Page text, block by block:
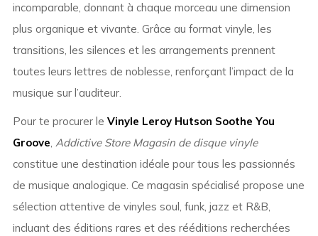
incomparable, donnant à chaque morceau une dimension
plus organique et vivante. Grâce au format vinyle, les
transitions, les silences et les arrangements prennent
toutes leurs lettres de noblesse, renforçant l’impact de la
musique sur l’auditeur.
Pour te procurer le Vinyle Leroy Hutson Soothe You
Groove, Addictive Store Magasin de disque vinyle
constitue une destination idéale pour tous les passionnés
de musique analogique. Ce magasin spécialisé propose une
sélection attentive de vinyles soul, funk, jazz et R&B,
incluant des éditions rares et des rééditions recherchées